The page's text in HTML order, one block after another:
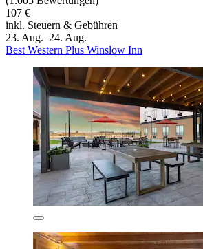
107 €
inkl. Steuern & Gebühren
23. Aug.–24. Aug.
Best Western Plus Winslow Inn